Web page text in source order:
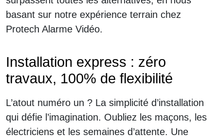
basant sur notre expérience terrain chez
Protech Alarme Vidéo.
Installation express : zéro
travaux, 100% de flexibilité
L’atout numéro un ? La simplicité d’installation
qui défie l’imagination. Oubliez les maçons, les
électriciens et les semaines d’attente. Une